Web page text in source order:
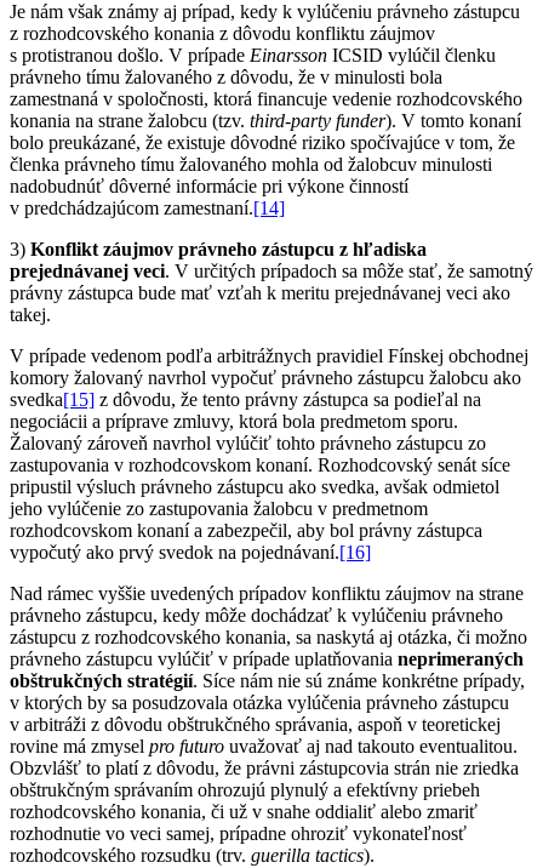
Je nám však známy aj prípad, kedy k vylúčeniu právneho zástupcu
z rozhodcovského konania z dôvodu konfliktu záujmov
s protistranou došlo. V prípade Einarsson ICSID vylúčil členku
právneho tímu žalovaného z dôvodu, že v minulosti bola
zamestnaná v spoločnosti, ktorá financuje vedenie rozhodcovského
konania na strane žalobcu (tzv. third-party funder). V tomto konaní
bolo preukázané, že existuje dôvodné riziko spočívajúce v tom, že
členka právneho tímu žalovaného mohla od žalobcuv minulosti
nadobudnúť dôverné informácie pri výkone činností
v predchádzajúcom zamestnaní.[14]
3) Konflikt záujmov právneho zástupcu z hľadiska
prejednávanej veci. V určitých prípadoch sa môže stať, že samotný
právny zástupca bude mať vzťah k meritu prejednávanej veci ako
takej.
V prípade vedenom podľa arbitrážnych pravidiel Fínskej obchodnej
komory žalovaný navrhol vypočuť právneho zástupcu žalobcu ako
svedka[15] z dôvodu, že tento právny zástupca sa podieľal na
negociácii a príprave zmluvy, ktorá bola predmetom sporu.
Žalovaný zároveň navrhol vylúčiť tohto právneho zástupcu zo
zastupovania v rozhodcovskom konaní. Rozhodcovský senát síce
pripustil výsluch právneho zástupcu ako svedka, avšak odmietol
jeho vylúčenie zo zastupovania žalobcu v predmetnom
rozhodcovskom konaní a zabezpečil, aby bol právny zástupca
vypočutý ako prvý svedok na pojednávaní.[16]
Nad rámec vyššie uvedených prípadov konfliktu záujmov na strane
právneho zástupcu, kedy môže dochádzať k vylúčeniu právneho
zástupcu z rozhodcovského konania, sa naskytá aj otázka, či možno
právneho zástupcu vylúčiť v prípade uplatňovania neprimeraných
obštrukčných stratégií. Síce nám nie sú známe konkrétne prípady,
v ktorých by sa posudzovala otázka vylúčenia právneho zástupcu
v arbitráži z dôvodu obštrukčného správania, aspoň v teoretickej
rovine má zmysel pro futuro uvažovať aj nad takouto eventualitou.
Obzvlášť to platí z dôvodu, že právni zástupcovia strán nie zriedka
obštrukčným správaním ohrozujú plynulý a efektívny priebeh
rozhodcovského konania, či už v snahe oddialiť alebo zmariť
rozhodnutie vo veci samej, prípadne ohroziť vykonateľnosť
rozhodcovského rozsudku (trv. guerilla tactics).